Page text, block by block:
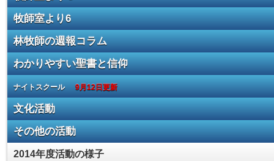
牧師室より6
林牧師の週報コラム
わかりやすい聖書と信仰
ナイトスクール 9月12日更新
文化活動
その他の活動
2014年度活動の様子